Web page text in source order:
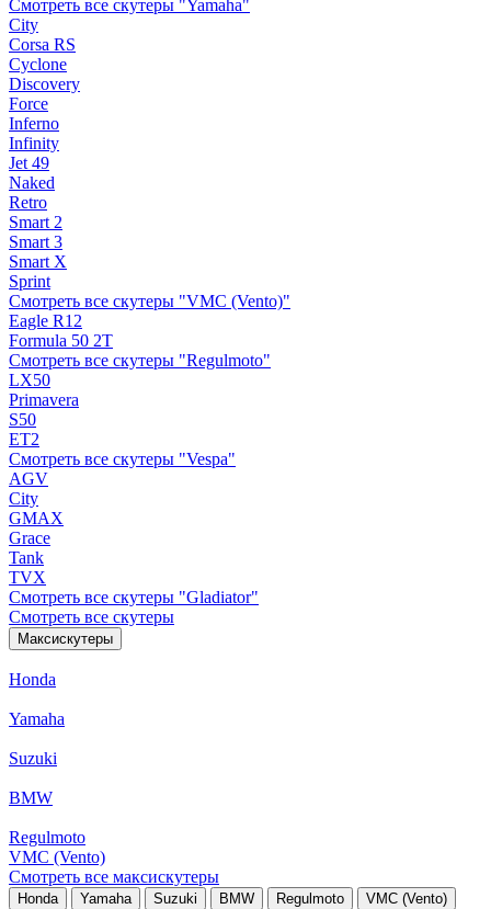
Смотреть все скутеры "Yamaha"
City
Corsa RS
Cyclone
Discovery
Force
Inferno
Infinity
Jet 49
Naked
Retro
Smart 2
Smart 3
Smart X
Sprint
Смотреть все скутеры "VMC (Vento)"
Eagle R12
Formula 50 2Т
Смотреть все скутеры "Regulmoto"
LX50
Primavera
S50
ET2
Смотреть все скутеры "Vespa"
AGV
City
GMAX
Grace
Tank
TVX
Смотреть все скутеры "Gladiator"
Смотреть все скутеры
Максискутеры
Honda
Yamaha
Suzuki
BMW
Regulmoto
VMC (Vento)
Смотреть все максискутеры
Honda Yamaha Suzuki BMW Regulmoto VMC (Vento)